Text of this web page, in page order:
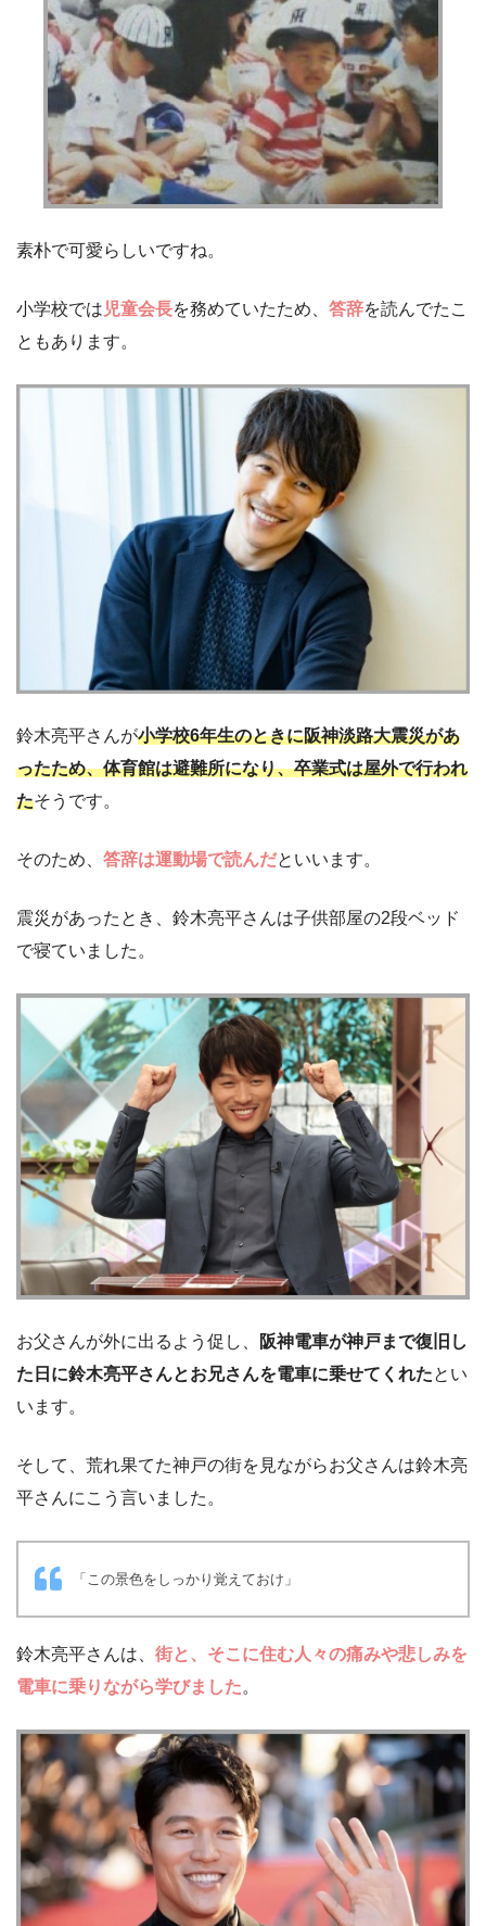
素朴で可愛らしいですね。
小学校では 児童会長を務めていたため、 答辞を読んでたこ
ともあります。
鈴木亮平さんが小学校6年生のときに阪神淡路大震災があ
ったため、体育館は避難所になり、卒業式は屋外で行われ
たそうです。
そのため、 答辞は運動場で読んだといいます。
震災があったとき、鈴木亮平さんは子供部屋の2段ベッド
で寝ていました。
お父さんが外に出るよう促し、
阪神電車が神戸まで復旧し
た日に鈴木亮平さんとお兄さんを電車に乗せてくれたとい
います。
そして、荒れ果てた神戸の街を見ながらお父さんは鈴木亮
平さんにこう言いました。
「この景色をしっかり覚えておけ」
鈴木亮平さんは、 街と、そこに住む人々の痛みや悲しみを
電車に乗りながら学びました。